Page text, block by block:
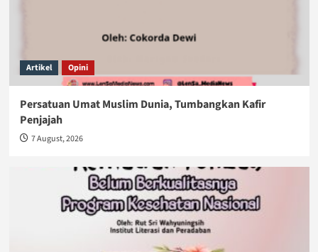
Artikel Opini
Persatuan Umat Muslim Dunia, Tumbangkan Kafir
Penjajah
7 August, 2026